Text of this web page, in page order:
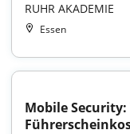
RUHR AKADEMIE
Essen
Mobile